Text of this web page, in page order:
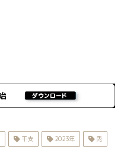
干支 2023年 兎